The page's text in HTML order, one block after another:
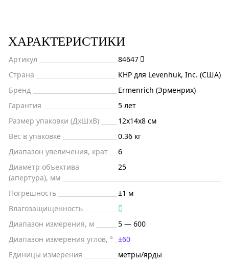
ХАРАКТЕРИСТИКИ
Артикул
84647
Страна
КНР для Levenhuk, Inc. (США)
Бренд
Ermenrich (Эрменрих)
Гарантия
5 лет
Размер упаковки (ДxШxВ)
12x14x8 см
Вес в упаковке
0.36 кг
Диапазон увеличения, крат
6
Диаметр объектива
(апертура), мм
25
Погрешность
±1 м
Влагозащищенность
Диапазон измерения, м
5 — 600
Диапазон измерения углов, ° ±60
Единицы измерения
метры/ярды